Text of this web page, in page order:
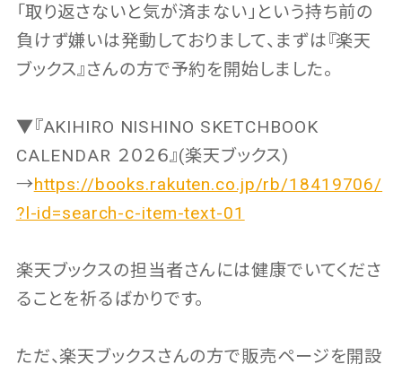
「取り返さないと気が済まない」という持ち前の
負けず嫌いは発動しておりまして、まずは『楽天
ブックス』さんの方で予約を開始しました。
▼『AKIHIRO NISHINO SKETCHBOOK
CALENDAR ２０２６』(楽天ブックス)
→https://books.rakuten.co.jp/rb/18419706/
?l-id=search-c-item-text-01
楽天ブックスの担当者さんには健康でいてくださ
ることを祈るばかりです。
ただ、楽天ブックスさんの方で販売ページを開設